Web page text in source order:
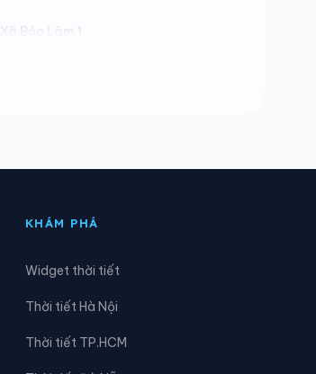
Xã Bảo Lâm 1
Xã Đam Rông 4
KHÁM PHÁ
Widget thời tiết
Thời tiết Hà Nội
Thời tiết TP.HCM